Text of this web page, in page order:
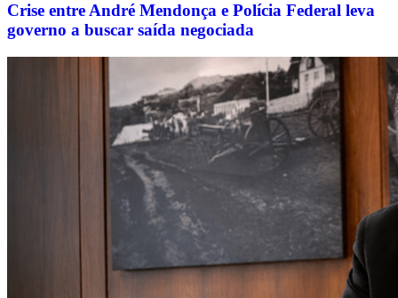
Crise entre André Mendonça e Polícia Federal leva
governo a buscar saída negociada